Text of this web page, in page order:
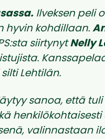
Ilveksen peli
hyvin kohdillaan.
siirtynytNelly
Lehtilän.
sanoa, että
valinnastaan